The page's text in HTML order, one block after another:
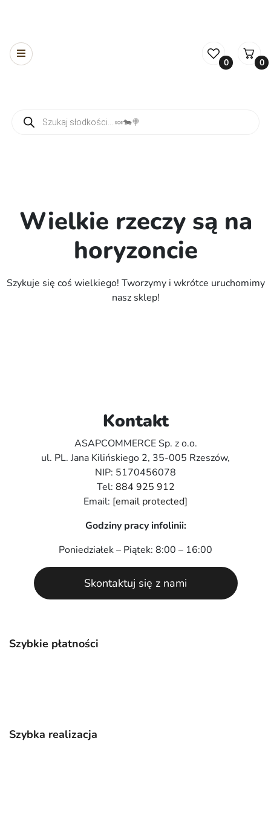
0 0
Wielkie rzeczy są na
horyzoncie
Szykuje się coś wielkiego! Tworzymy i wkrótce uruchomimy
nasz sklep!
Szybkie płatności
Szybka realizacja
Kontakt
ASAPCOMMERCE Sp. z o.o.
ul. PL. Jana Kilińskiego 2, 35-005 Rzeszów,
NIP: 5170456078
Tel: 884 925 912
Email: [email protected]
Godziny pracy infolinii:
Poniedziałek – Piątek: 8:00 – 16:00
Skontaktuj się z nami